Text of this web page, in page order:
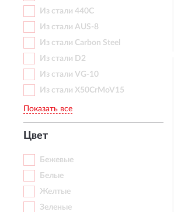
Из стали 440C
Из стали AUS-8
Из стали Carbon Steel
Из стали D2
Из стали VG-10
Из стали X50CrMoV15
Показать все
Цвет
Бежевые
Белые
Желтые
Зеленые